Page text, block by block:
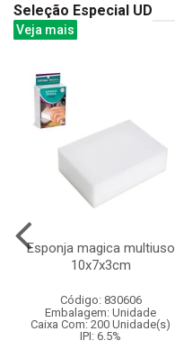
Seleção Especial UD
Veja mais
Esponja magica multiuso
10x7x3cm
Código: 830606
Embalagem: Unidade
Caixa Com: 200 Unidade(s)
IPI: 6.5%